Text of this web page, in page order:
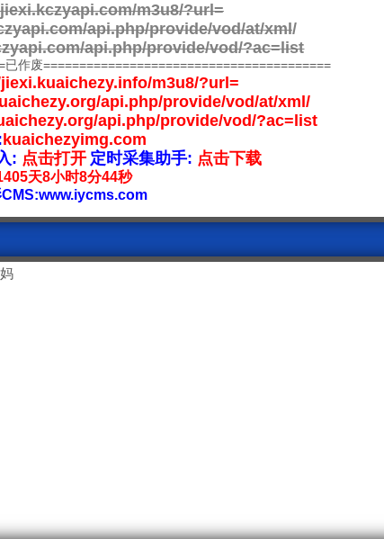
m3u8/?url=
api.php/provide/vod/at/xml/
api.php/provide/vod/?ac=list
作废========================================
m3u8/?url=
api.php/provide/vod/at/xml/
api.php/provide/vod/?ac=list
kuaichezyimg.com
: 点击打开 定时采集助手: 点击下载
天8小时8分44秒